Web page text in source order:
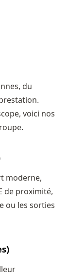
du
voici nos
moderne,
de proximité,
ou les sorties